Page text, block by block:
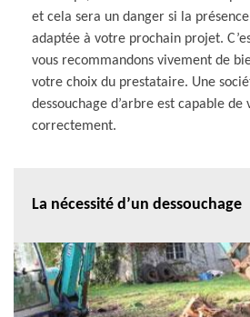
et cela sera un danger si la présence
adaptée à votre prochain projet.
vous recommandons vivement de
votre choix du prestataire. Une
dessouchage d’arbre est capable de
correctement.
La nécessité d’un dessouchage